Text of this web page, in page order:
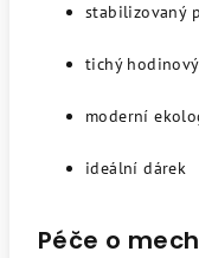
stabilizovaný
tichý
moderní
ideální dárek
Péče o mech